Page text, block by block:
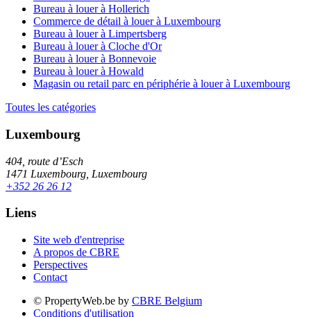
Bureau à louer à Hollerich
Commerce de détail à louer à Luxembourg
Bureau à louer à Limpertsberg
Bureau à louer à Cloche d'Or
Bureau à louer à Bonnevoie
Bureau à louer à Howald
Magasin ou retail parc en périphérie à louer à Luxembourg
Toutes les catégories
Luxembourg
404, route d’Esch
1471 Luxembourg, Luxembourg
+352 26 26 12
Liens
Site web d'entreprise
A propos de CBRE
Perspectives
Contact
© PropertyWeb.be by CBRE Belgium
Conditions d'utilisation